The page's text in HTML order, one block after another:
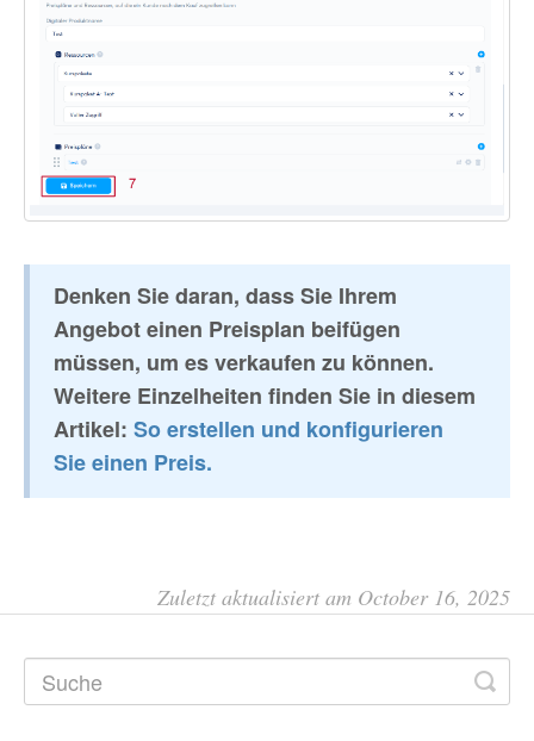
Denken Sie daran, dass Sie Ihrem
Angebot einen Preisplan beifügen
müssen, um es verkaufen zu können.
Weitere Einzelheiten finden Sie in diesem
Artikel: So erstellen und konfigurieren
Sie einen Preis.
Zuletzt aktualisiert am October 16, 2025